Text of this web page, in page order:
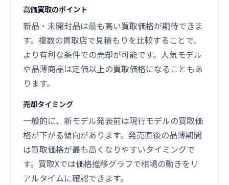
高価買取のポイント
新品・未開封品は最も高い買取価格が期待できま
す。複数の買取店で見積もりを比較することで、
より有利な条件での売却が可能です。人気モデル
や品薄商品は定価以上の買取価格になることもあ
ります。
売却タイミング
一般的に、新モデル発表前は現行モデルの買取価
格が下がる傾向があります。発売直後の品薄期間
は買取価格が最も高くなりやすいタイミングで
す。買取Xでは価格推移グラフで相場の動きをリ
アルタイムに確認できます。